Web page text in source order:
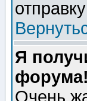
Я
форума!
Очень